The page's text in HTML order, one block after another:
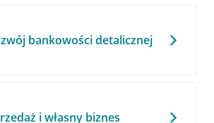
bankowości detalicznej
i własny biznes